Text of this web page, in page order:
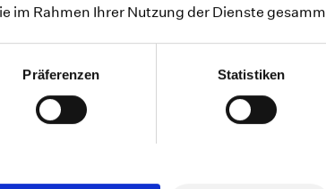
im Rahmen Ihrer Nutzung der Dienste
Präferenzen Statistiken
| M.SC.